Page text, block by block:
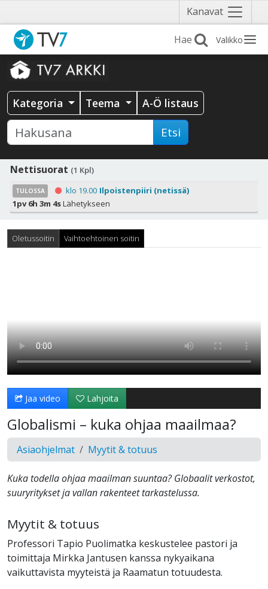
Kanavat Näytä
valikko
Valikko
Kategoria Teema A-Ö listaus
Etsi
Nettisuorat (1 Kpl)
TULOSSA klo 19.00 Ilpoistenpiiri (netissä)
1pv 6h 3m 3sLähetykseen
Oletussoitin Vaihtoehtoinen soitin
Jaa video Lahjoita
Globalismi – kuka ohjaa maailmaa?
Asiaohjelmat Myytit & totuus
Kuka todella ohjaa maailman suuntaa? Globaalit verkostot,
suuryritykset ja vallan rakenteet tarkastelussa.
Myytit & totuus
Professori Tapio Puolimatka keskustelee pastori ja
toimittaja Mirkka Jantusen kanssa nykyaikana
vaikuttavista myyteistä ja Raamatun totuudesta.